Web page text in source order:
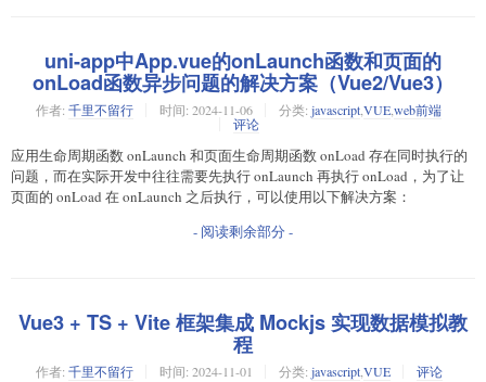
uni-app中App.vue的onLaunch函数和页面的
onLoad函数异步问题的解决方案（Vue2/Vue3）
作者: 千里不留行 时间: 2024-11-06 分类: javascriptVUEweb前端
评论
应用生命周期函数 onLaunch 和页面生命周期函数 onLoad 存在同时执行的
问题，而在实际开发中往往需要先执行 onLaunch 再执行 onLoad，为了让
页面的 onLoad 在 onLaunch 之后执行，可以使用以下解决方案：
- 阅读剩余部分 -
Vue3 + TS + Vite 框架集成 Mockjs 实现数据模拟教
程
作者: 千里不留行 时间: 2024-11-01 分类: javascript,VUE 评论